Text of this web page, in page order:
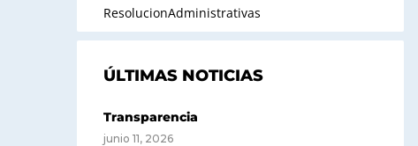
ResolucionAdministrativas
ÚLTIMAS NOTICIAS
Transparencia
junio 11, 2026